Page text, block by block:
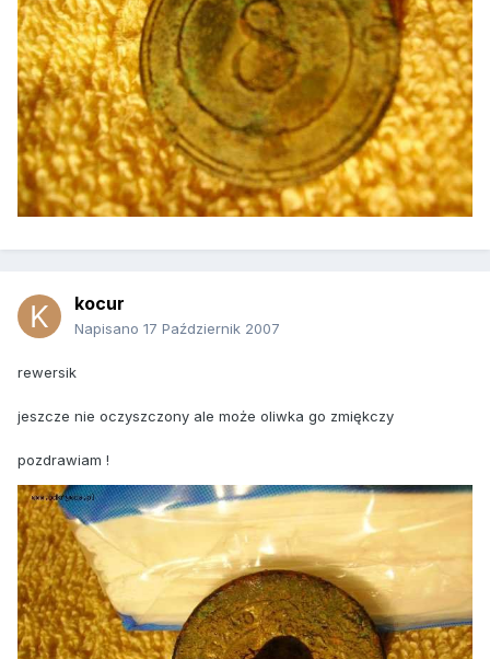
kocur
Napisano 17 Październik 2007
rewersik
jeszcze nie oczyszczony ale może oliwka go zmiękczy
pozdrawiam !